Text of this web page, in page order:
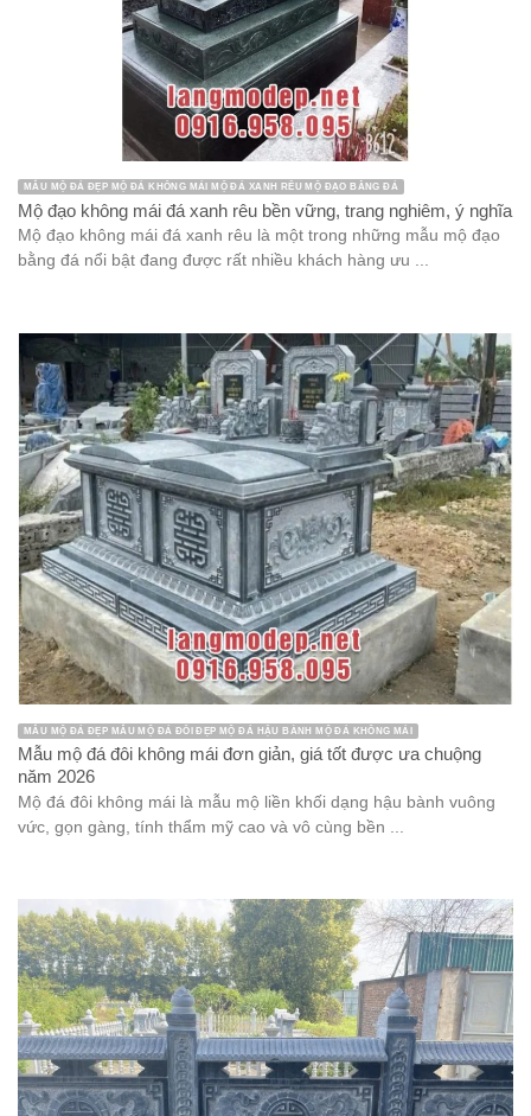
MẪU MỘ ĐÁ ĐẸP MỘ ĐÁ KHÔNG MÁI MỘ ĐÁ XANH RÊU MỘ ĐẠO BẰNG ĐÁ
Mộ đạo không mái đá xanh rêu bền vững, trang nghiêm, ý nghĩa
Mộ đạo không mái đá xanh rêu là một trong những mẫu mộ đạo
bằng đá nổi bật đang được rất nhiều khách hàng ưu ...
MẪU MỘ ĐÁ ĐẸP MẪU MỘ ĐÁ ĐÔI ĐẸP MỘ ĐÁ HẬU BÀNH MỘ ĐÁ KHÔNG MÁI
Mẫu mộ đá đôi không mái đơn giản, giá tốt được ưa chuộng
năm 2026
Mộ đá đôi không mái là mẫu mộ liền khối dạng hậu bành vuông
vức, gọn gàng, tính thẩm mỹ cao và vô cùng bền ...